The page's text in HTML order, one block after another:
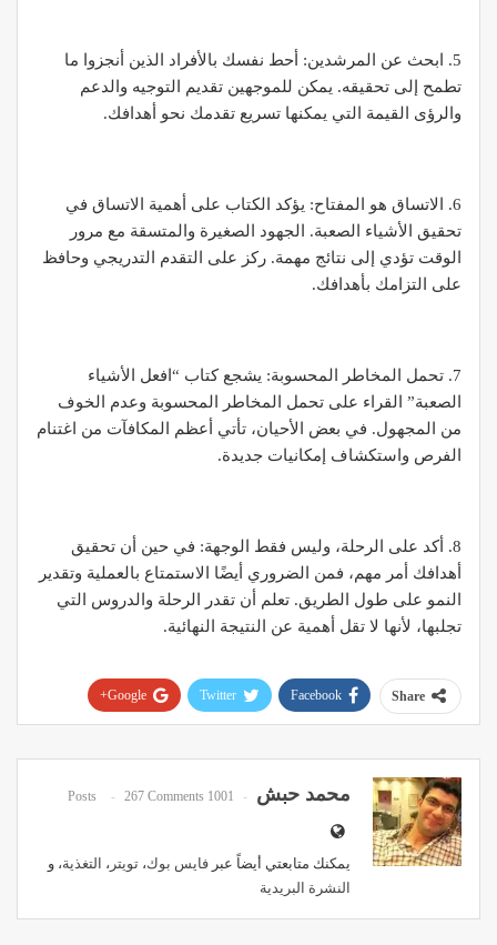
5. ابحث عن المرشدين: أحط نفسك بالأفراد الذين أنجزوا ما
تطمح إلى تحقيقه. يمكن للموجهين تقديم التوجيه والدعم
والرؤى القيمة التي يمكنها تسريع تقدمك نحو أهدافك.
6. الاتساق هو المفتاح: يؤكد الكتاب على أهمية الاتساق في
تحقيق الأشياء الصعبة. الجهود الصغيرة والمتسقة مع مرور
الوقت تؤدي إلى نتائج مهمة. ركز على التقدم التدريجي وحافظ
على التزامك بأهدافك.
7. تحمل المخاطر المحسوبة: يشجع كتاب “افعل الأشياء
الصعبة” القراء على تحمل المخاطر المحسوبة وعدم الخوف
من المجهول. في بعض الأحيان، تأتي أعظم المكافآت من اغتنام
الفرص واستكشاف إمكانيات جديدة.
8. أكد على الرحلة، وليس فقط الوجهة: في حين أن تحقيق
أهدافك أمر مهم، فمن الضروري أيضًا الاستمتاع بالعملية وتقدير
النمو على طول الطريق. تعلم أن تقدر الرحلة والدروس التي
تجلبها، لأنها لا تقل أهمية عن النتيجة النهائية.
Share
Facebook
Twitter
Google+
محمد حبش 1001 Posts
267 Comments
يمكنك متابعتي أيضاً عبر فايس بوك، تويتر ، التغذية، و
النشرة البريدية